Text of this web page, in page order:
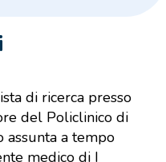
di ricerca presso
del Policlinico di
assunta a tempo
medico di I